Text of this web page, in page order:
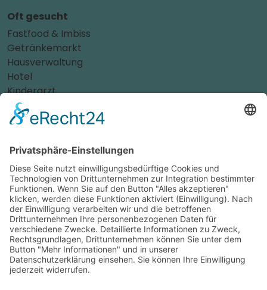
Oft gesucht
Fastfood & Imbiss
Getränkemarkt
Hausverwaltung
Hotel
Kinderarzt
Personalvermittler
Weitere Sportvereine
Zahnarzt
Tennis
Tankstelle
Tierbedarf
Parken
Für Ihr Unternehmen
Sichern Sie sich die Vorteile vondas ist nah! Mit uns
erreichen Sie neue Kunden und bleiben Ihren
Bestandskunden in guter Erinnerung.